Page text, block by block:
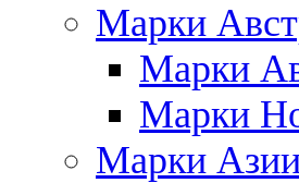
Марки
Марки
Марки
Марки